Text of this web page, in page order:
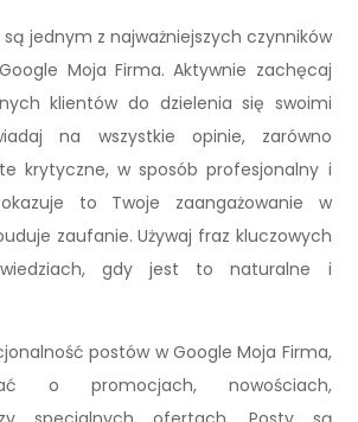
jednym z najważniejszych czynników
Moja Firma. Aktywnie zachęcaj
klientów do dzielenia się swoimi
na wszystkie opinie, zarówno
krytyczne, w sposób profesjonalny i
to Twoje zaangażowanie w
zaufanie. Używaj fraz kluczowych
gdy jest to naturalne i
postów w Google Moja Firma,
o promocjach, nowościach,